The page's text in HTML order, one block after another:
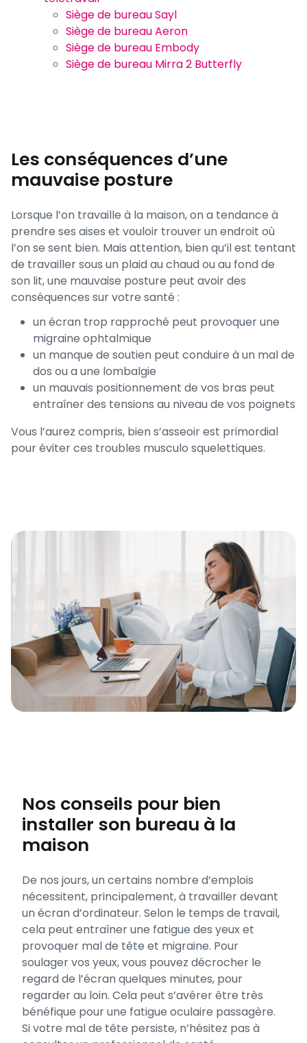
Siège de bureau Sayl
Siège de bureau Aeron
Siège de bureau Embody
Siège de bureau Mirra 2 Butterfly
Les conséquences d’une
mauvaise posture
Lorsque l’on travaille à la maison, on a tendance à
prendre ses aises et vouloir trouver un endroit où
l’on se sent bien. Mais attention, bien qu’il est tentant
de travailler sous un plaid au chaud ou au fond de
son lit, une mauvaise posture peut avoir des
conséquences sur votre santé :
un écran trop rapproché peut provoquer une
migraine ophtalmique
un manque de soutien peut conduire à un mal de
dos ou a une lombalgie
un mauvais positionnement de vos bras peut
entraîner des tensions au niveau de vos poignets
Vous l’aurez compris, bien s’asseoir est primordial
pour éviter ces troubles musculo squelettiques.
Nos conseils pour bien
installer son bureau à la
maison
De nos jours, un certains nombre d’emplois
nécessitent, principalement, à travailler devant
un écran d’ordinateur. Selon le temps de travail,
cela peut entraîner une fatigue des yeux et
provoquer mal de tête et migraine. Pour
soulager vos yeux, vous pouvez décrocher le
regard de l’écran quelques minutes, pour
regarder au loin. Cela peut s’avérer être très
bénéfique pour une fatigue oculaire passagère.
Si votre mal de tête persiste, n’hésitez pas à